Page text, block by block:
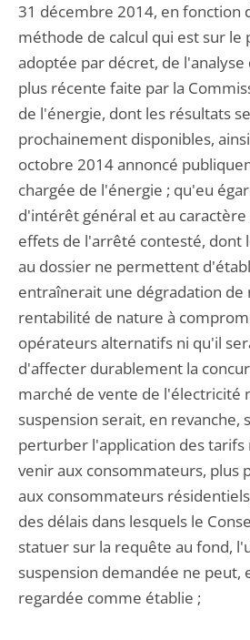
31 décembre 2014, en fonction
méthode de calcul qui est sur le
adoptée par décret, de l'analyse
plus récente faite par la
de l'énergie, dont les résultats
prochainement disponibles,
octobre 2014 annoncé
chargée de l'énergie ; qu'eu
d'intérêt général et au
effets de l'arrêté contesté, dont
au dossier ne permettent
entraînerait une dégradation
rentabilité de nature à
opérateurs alternatifs ni qu'il
d'affecter durablement la
marché de vente de l'électricité
suspension serait, en revanche,
perturber l'application des tarifs
venir aux consommateurs, plus
aux consommateurs
des délais dans lesquels le
statuer sur la requête au fond,
suspension demandée ne peut,
regardée comme établie ;